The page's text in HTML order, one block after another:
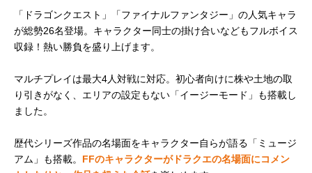
「ドラゴンクエスト」「ファイナルファンタジー」の人気キャラ
が総勢26名登場。キャラクター同士の掛け合いなどもフルボイス
収録！熱い勝負を盛り上げます。
マルチプレイは最大4人対戦に対応。初心者向けに株や土地の取
り引きがなく、エリアの設定もない「イージーモード」も搭載し
ました。
歴代シリーズ作品の名場面をキャラクター自らが語る「ミュージ
アム」も搭載。 FFのキャラクターがドラクエの名場面にコメン